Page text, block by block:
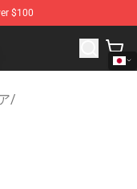
$100
Conner Merchandise
/